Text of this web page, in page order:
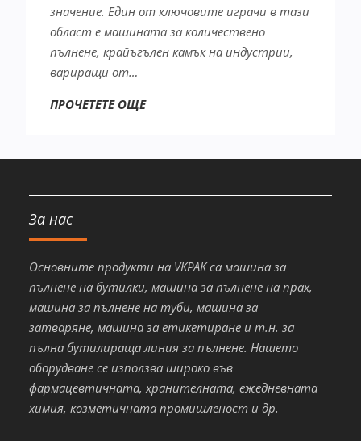
значение. Един от ключовите играчи в тази
област е машината за количествено
пълнене, крайъгълен камък на индустрии,
вариращи от…
ПРОЧЕТЕТЕ ОЩЕ
За нас
Основните продукти на VKPAK са машина за
пълнене на бутилки, машина за пълнене на прах,
машина за пълнене на туби, машина за
затваряне, машина за етикетиране и т.н. за
пълна бутилираща линия за пълнене. Нашето
оборудване се използва широко във
фармацевтичната, хранителната, ежедневната
химия, козметичната промишленост и др.